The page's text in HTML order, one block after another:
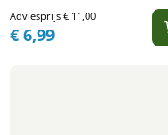
Adviesprijs €11,00
€6,99